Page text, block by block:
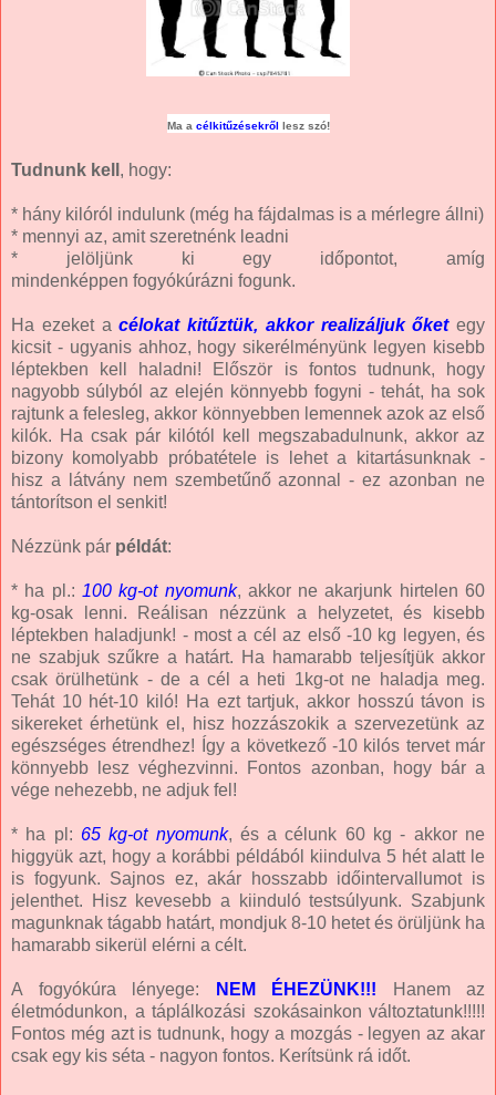
Ma a célkitűzésekről lesz szó!
Tudnunk kell , hogy:
* hány kilóról indulunk (még ha fájdalmas is a mérlegre állni)
* mennyi az, amit szeretnénk leadni
* jelöljünk ki egy időpontot, amíg
mindenképpen fogyókúrázni fogunk.
Ha ezeket acélokat kitűztük, akkor realizáljuk őket egy
kicsit - ugyanis ahhoz, hogy sikerélményünk legyen kisebb
léptekben kell haladni! Először is fontos tudnunk, hogy
nagyobb súlyból az elején könnyebb fogyni - tehát, ha sok
rajtunk a felesleg, akkor könnyebben lemennek azok az első
kilók. Ha csak pár kilótól kell megszabadulnunk, akkor az
bizony komolyabb próbatétele is lehet a kitartásunknak -
hisz a látvány nem szembetűnő azonnal - ez azonban ne
tántorítson el senkit!
Nézzünk pár példát:
* ha pl.: 100 kg-ot nyomunk, akkor ne akarjunk hirtelen 60
kg-osak lenni. Reálisan nézzünk a helyzetet, és kisebb
léptekben haladjunk! - most a cél az első -10 kg legyen, és
ne szabjuk szűkre a határt. Ha hamarabb teljesítjük akkor
csak örülhetünk - de a cél a heti 1kg-ot ne haladja meg.
Tehát 10 hét-10 kiló! Ha ezt tartjuk, akkor hosszú távon is
sikereket érhetünk el, hisz hozzászokik a szervezetünk az
egészséges étrendhez! Így a következő -10 kilós tervet már
könnyebb lesz véghezvinni. Fontos azonban, hogy bár a
vége nehezebb, ne adjuk fel!
* ha pl: 65 kg-ot nyomunk, és a célunk 60 kg - akkor ne
higgyük azt, hogy a korábbi példából kiindulva 5 hét alatt le
is fogyunk. Sajnos ez, akár hosszabb időintervallumot is
jelenthet. Hisz kevesebb a kiinduló testsúlyunk. Szabjunk
magunknak tágabb határt, mondjuk 8-10 hetet és örüljünk ha
hamarabb sikerül elérni a célt.
A fogyókúra lényege: NEM ÉHEZÜNK!!! Hanem az
életmódunkon, a táplálkozási szokásainkon változtatunk!!!!!
Fontos még azt is tudnunk, hogy a mozgás - legyen az akar
csak egy kis séta - nagyon fontos. Kerítsünk rá időt.